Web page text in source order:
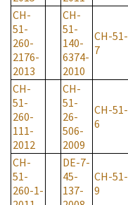
CH-
51-
260-
2176-
2013
CH-
51-
140-
6374-
2010
CH-51-
7
CH-
51-
260-
111-
2012
CH-
51-
26-
506-
2009
CH-51-
6
CH-
51-
260-1-
DE-7-
45-
137-
CH-51-
9